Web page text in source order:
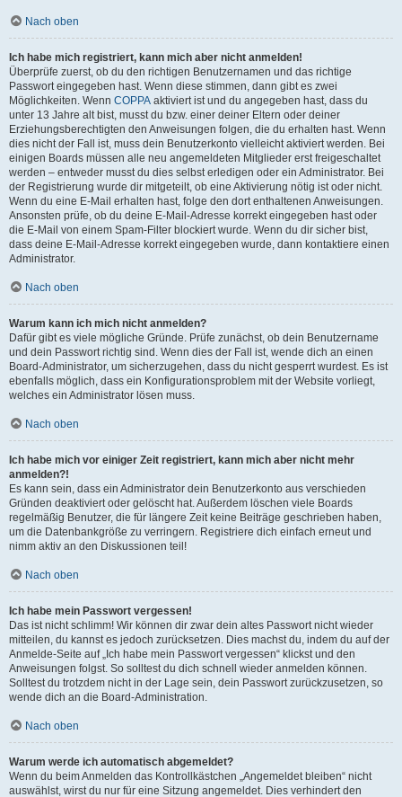
Nach oben
Ich habe mich registriert, kann mich aber nicht anmelden!
Überprüfe zuerst, ob du den richtigen Benutzernamen und das richtige
Passwort eingegeben hast. Wenn diese stimmen, dann gibt es zwei
Möglichkeiten. Wenn COPPA aktiviert ist und du angegeben hast, dass du
unter 13 Jahre alt bist, musst du bzw. einer deiner Eltern oder deiner
Erziehungsberechtigten den Anweisungen folgen, die du erhalten hast. Wenn
dies nicht der Fall ist, muss dein Benutzerkonto vielleicht aktiviert werden. Bei
einigen Boards müssen alle neu angemeldeten Mitglieder erst freigeschaltet
werden – entweder musst du dies selbst erledigen oder ein Administrator. Bei
der Registrierung wurde dir mitgeteilt, ob eine Aktivierung nötig ist oder nicht.
Wenn du eine E-Mail erhalten hast, folge den dort enthaltenen Anweisungen.
Ansonsten prüfe, ob du deine E-Mail-Adresse korrekt eingegeben hast oder
die E-Mail von einem Spam-Filter blockiert wurde. Wenn du dir sicher bist,
dass deine E-Mail-Adresse korrekt eingegeben wurde, dann kontaktiere einen
Administrator.
Nach oben
Warum kann ich mich nicht anmelden?
Dafür gibt es viele mögliche Gründe. Prüfe zunächst, ob dein Benutzername
und dein Passwort richtig sind. Wenn dies der Fall ist, wende dich an einen
Board-Administrator, um sicherzugehen, dass du nicht gesperrt wurdest. Es ist
ebenfalls möglich, dass ein Konfigurationsproblem mit der Website vorliegt,
welches ein Administrator lösen muss.
Nach oben
Ich habe mich vor einiger Zeit registriert, kann mich aber nicht mehr
anmelden?!
Es kann sein, dass ein Administrator dein Benutzerkonto aus verschieden
Gründen deaktiviert oder gelöscht hat. Außerdem löschen viele Boards
regelmäßig Benutzer, die für längere Zeit keine Beiträge geschrieben haben,
um die Datenbankgröße zu verringern. Registriere dich einfach erneut und
nimm aktiv an den Diskussionen teil!
Nach oben
Ich habe mein Passwort vergessen!
Das ist nicht schlimm! Wir können dir zwar dein altes Passwort nicht wieder
mitteilen, du kannst es jedoch zurücksetzen. Dies machst du, indem du auf der
Anmelde-Seite auf „Ich habe mein Passwort vergessen“ klickst und den
Anweisungen folgst. So solltest du dich schnell wieder anmelden können.
Solltest du trotzdem nicht in der Lage sein, dein Passwort zurückzusetzen, so
wende dich an die Board-Administration.
Nach oben
Warum werde ich automatisch abgemeldet?
Wenn du beim Anmelden das Kontrollkästchen „Angemeldet bleiben“ nicht
auswählst, wirst du nur für eine Sitzung angemeldet. Dies verhindert den